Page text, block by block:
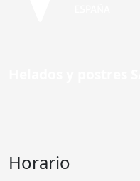
Horario